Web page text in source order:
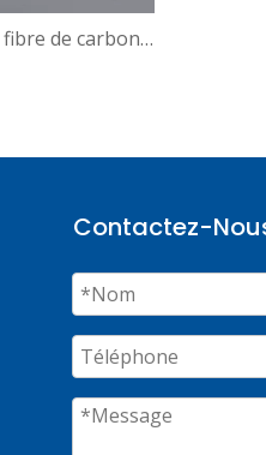
de carbone
Contactez-